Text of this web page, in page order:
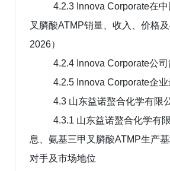
4.2.3 Innova Corporate在
叉膦酸ATMP销量、收入、价格
2026）
4.2.4 Innova Corporate公
4.2.5 Innova Corporate企
4.3 山东益诺螯合化学有限
4.3.1 山东益诺螯合化学有
息、氨基三甲叉膦酸ATMP生产
对手及市场地位